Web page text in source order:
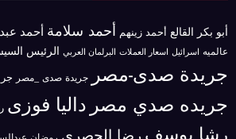
أبو بكر القالع أحمد زينهم أحمد سلامة أحمد
عالميه اسرائيل اسعار العملات البرلمان العربي الرئيس
جريدة صدى-مصر جريدة صدى _مصر
جريده صدي مصر داليا فوزى